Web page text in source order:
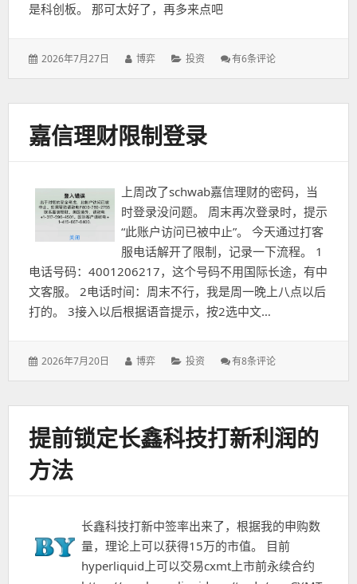
是科创板。 那可太好了，再多来点吧
发
2026年7月27日
作
博弈
分
投资
再
点
有6条评论
嘉信理财限制登录
上周改了schwab嘉信理财的密码，当
时登录没问题。 周末再次登录时，提示
“此账户访问已被中止”。 今天通过打客
服电话解开了限制，记录一下流程。 1
电话号码：4001206217，这个号码不用国际长途，有中
文客服。 2电话时间：周末不行，我是周一晚上八点以后
打的。 3接入以后根据语音提示，按2选中文…
发
2026年7月20日
作
博弈
分
投资
嘉
财
制
登
有8条评论
提前锁定长鑫科技打新利润的
方法
长鑫科技打新中签率出来了，根据我的申购数
量，理论上可以获得15万的市值。 目前
hyperliquid上可以交易cxmt上市前永续合约